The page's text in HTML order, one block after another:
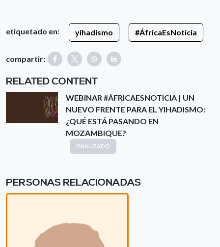
etiquetado en: yihadismo #ÁfricaEsNoticia
compartir:
RELATED CONTENT
WEBINAR #ÁFRICAESNOTICIA | UN
NUEVO FRENTE PARA EL YIHADISMO:
¿QUÉ ESTÁ PASANDO EN
MOZAMBIQUE?
FINALIZADO
PERSONAS RELACIONADAS